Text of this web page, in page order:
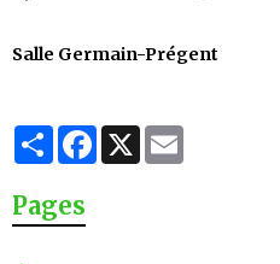
Salle Germain-Prégent
PartagerFacebook
X
Pages